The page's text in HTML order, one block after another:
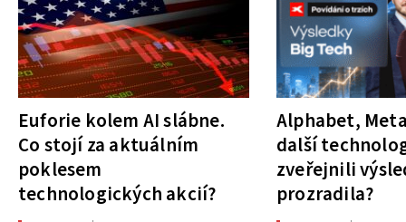
Euforie kolem AI slábne.
Co stojí za aktuálním
poklesem
technologických akcií?
Alphabet,
další
zveřejnili
prozradila?